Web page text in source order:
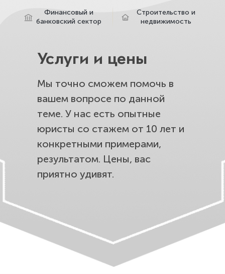
Финансовый и
банковский сектор
Строительство и
недвижимость
Услуги и цены
Мы точно сможем помочь в
вашем вопросе по данной
теме. У нас есть опытные
юристы со стажем от 10 лет и
конкретными примерами,
результатом. Цены, вас
приятно удивят.